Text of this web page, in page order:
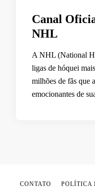
Canal
NHL
A NHL (National
ligas de hóquei
milhões de fãs que
emocionantes de
CONTATO POLÍTICA